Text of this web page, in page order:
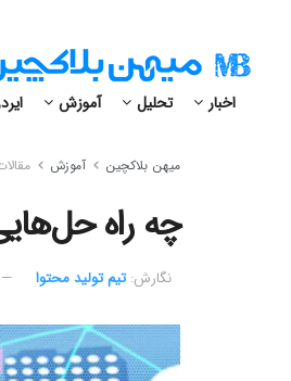
اخبار تحلیل آموزش
میهن بلاکچین آموزش
چه راه
نگارش:‌ تیم تولید محتوا